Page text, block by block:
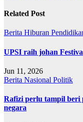
Related Post
Berita Hiburan
UPSI raih johan
Jun 11, 2026
Berita Nasional Politik
Rafizi perlu tampil beri
negara